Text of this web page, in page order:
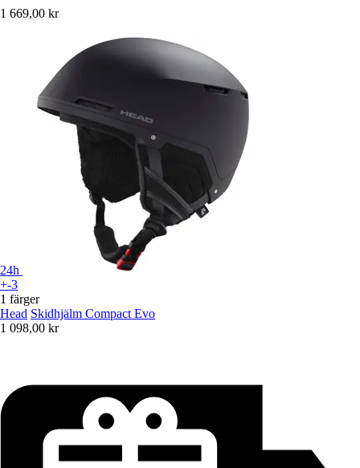
1 669,00 kr
24h
+-3
1 färger
Head Skidhjälm Compact Evo
1 098,00 kr